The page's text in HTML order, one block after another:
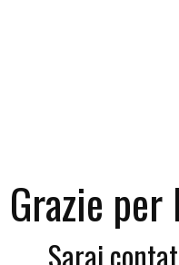
Grazie
Sarai